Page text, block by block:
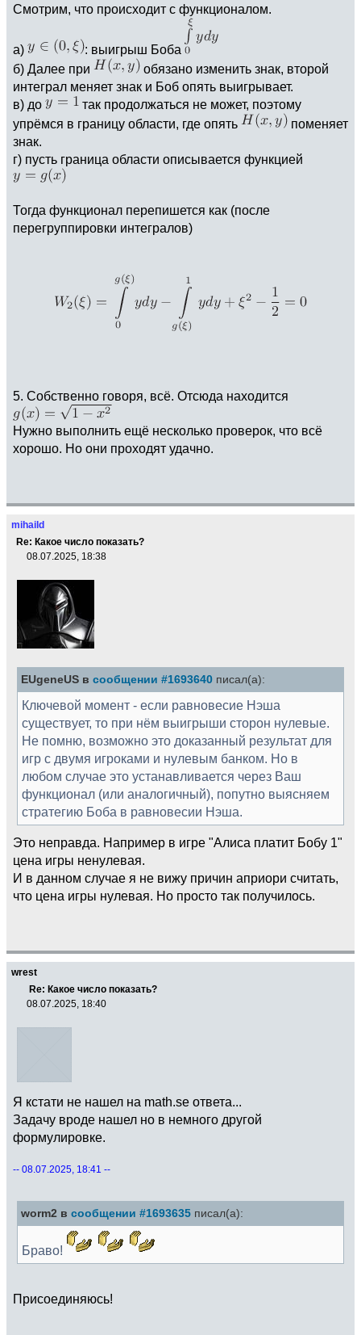
Смотрим, что происходит с функционалом.
а)
: выигрыш Боба
б) Далее при
обязано изменить знак, второй
интеграл меняет знак и Боб опять выигрывает.
в) до
так продолжаться не может, поэтому
упрёмся в границу области, где опять
поменяет
знак.
г) пусть граница области описывается функцией
Тогда функционал перепишется как (после
перегруппировки интегралов)
5. Собственно говоря, всё. Отсюда находится
Нужно выполнить ещё несколько проверок, что всё
хорошо. Но они проходят удачно.
mihaild
Re: Какое число показать?
08.07.2025, 18:38
EUgeneUS в сообщении #1693640 писал(а):
Ключевой момент - если равновесие Нэша
существует, то при нём выигрыши сторон нулевые.
Не помню, возможно это доказанный результат для
игр с двумя игроками и нулевым банком. Но в
любом случае это устанавливается через Ваш
функционал (или аналогичный), попутно выясняем
стратегию Боба в равновесии Нэша.
Это неправда. Например в игре "Алиса платит Бобу 1"
цена игры ненулевая.
И в данном случае я не вижу причин априори считать,
что цена игры нулевая. Но просто так получилось.
wrest
Re: Какое число показать?
08.07.2025, 18:40
Я кстати не нашел на math.se ответа...
Задачу вроде нашел но в немного другой
формулировке.
-- 08.07.2025, 18:41 --
worm2 в сообщении #1693635 писал(а):
Браво!
Присоединяюсь!